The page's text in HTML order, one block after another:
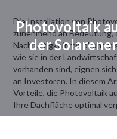
Photovoltaik
der
Die Installation von
zunehmend an
Nachhaltigkeit mit
wie sie in der
vorhanden sind, eignen
an Investoren. In diesem
Vorteile, die Photovoltaik
Ihre Dachfläche optimal